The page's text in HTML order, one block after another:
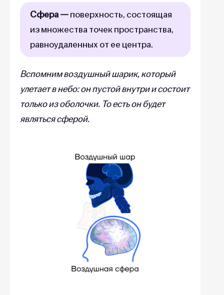
Сфера —поверхность, состоящая
из множества точек пространства,
равноудаленных от ее центра.
Вспомним воздушный шарик, который
улетает в небо: он пустой внутри и состоит
только из оболочки. То есть он будет
являться сферой.